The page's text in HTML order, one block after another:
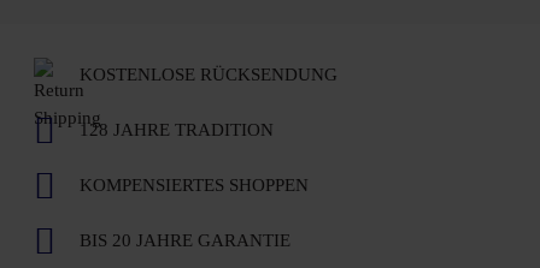
KOSTENLOSE RÜCKSENDUNG
128 JAHRE TRADITION
KOMPENSIERTES SHOPPEN
BIS 20 JAHRE GARANTIE